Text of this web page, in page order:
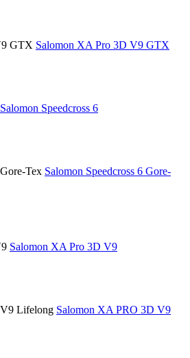
Salomon XA Pro 3D V9 GTX
Salomon Speedcross 6
Salomon Speedcross 6 Gore-
Salomon XA Pro 3D V9
Salomon XA PRO 3D V9